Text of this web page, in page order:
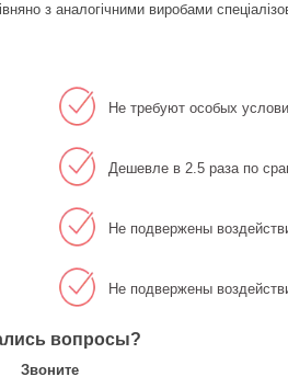
з аналогічними виробами
Не требуют особых
Дешевле в 2.5 раза по
Не подвержены
Не подвержены
вопросы?
Звоните